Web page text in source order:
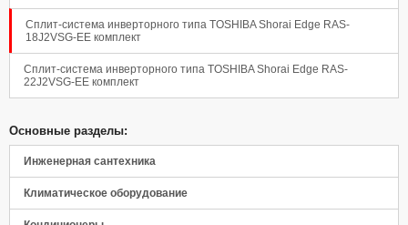
Сплит-система инверторного типа TOSHIBA Shorai Edge RAS-
18J2VSG-EE комплект
Сплит-система инверторного типа TOSHIBA Shorai Edge RAS-
22J2VSG-EE комплект
Основные разделы:
Инженерная сантехника
Климатическое оборудование